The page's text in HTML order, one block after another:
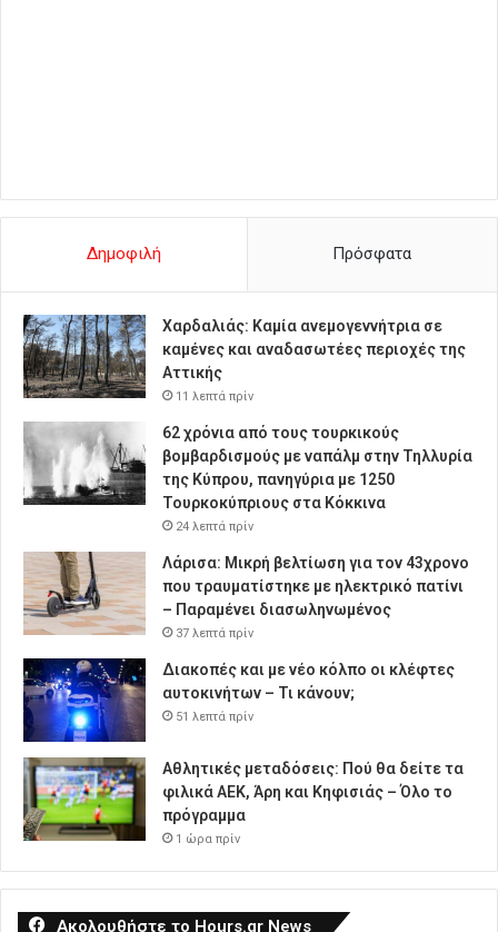
Δημοφιλή Πρόσφατα
Χαρδαλιάς: Καμία ανεμογεννήτρια σε
καμένες και αναδασωτέες περιοχές της
Αττικής
11 λεπτά πρίν
62 χρόνια από τους τουρκικούς
βομβαρδισμούς με ναπάλμ στην Τηλλυρία
της Κύπρου, πανηγύρια με 1250
Τουρκοκύπριους στα Κόκκινα
24 λεπτά πρίν
Λάρισα: Μικρή βελτίωση για τον 43χρονο
που τραυματίστηκε με ηλεκτρικό πατίνι
– Παραμένει διασωληνωμένος
37 λεπτά πρίν
Διακοπές και με νέο κόλπο οι κλέφτες
αυτοκινήτων – Τι κάνουν;
51 λεπτά πρίν
Αθλητικές μεταδόσεις: Πού θα δείτε τα
φιλικά ΑΕΚ, Άρη και Κηφισιάς – Όλο το
πρόγραμμα
1 ώρα πρίν
Ακολουθήστε το Hours.gr News